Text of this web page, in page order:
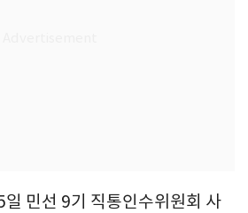
민선 9기 직통인수위원회 사